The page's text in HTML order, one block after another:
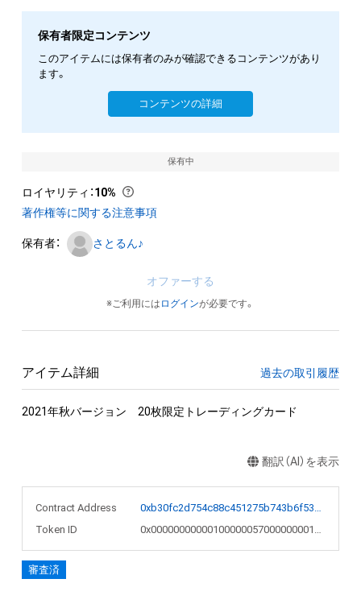
保有者限定コンテンツ
このアイテムには保有者のみが確認できるコンテンツがあり
ます。
コンテンツの詳細
保有中
ロイヤリティ ：10%
著作権等に関する注意事項
保有者： さとるん♪
オファーする
※ご利用には ログインが必要です。
アイテム詳細 過去の取引履歴
2021年秋バージョン　20枚限定トレーディングカード
翻訳（AI）を表示
Contract Address
0xb30fc2d754c88c451275b743b6f530f19f643683
Token ID
0x000000000001000000570000000015fd
審査済